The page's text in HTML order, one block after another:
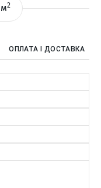
м2
ОПЛАТА І ДОСТАВКА